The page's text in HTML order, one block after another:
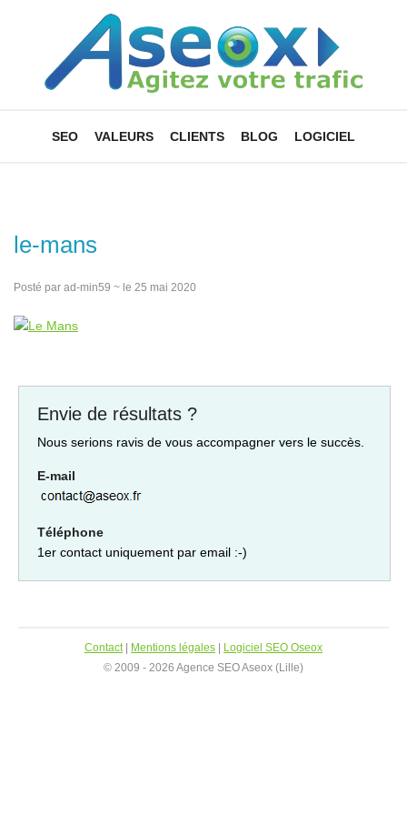
SEO VALEURS CLIENTS BLOG LOGICIEL
le-mans
Posté par ad-min59 ~ le 25 mai 2020
Envie de résultats ?
Nous serions ravis de vous accompagner vers le succès.
E-mail
Téléphone
1er contact uniquement par email :-)
Contact| Mentions légales
Logiciel SEO Oseox
© 2009 - 2026 Agence SEO Aseox (Lille)